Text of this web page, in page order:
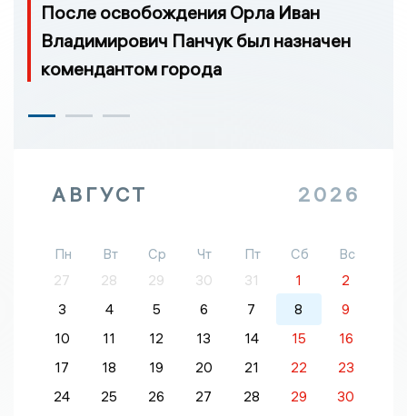
После освобождения Орла Иван
Владимирович Панчук был назначен
комендантом города
АВГУСТ 2026
Пн Вт Ср Чт Пт Сб
Вс
27
28 29 30 31 1
2
3
4 5 6 7 8
9
10
11 12 13 14 15
16
17
18 19 20 21 22
23
24
25 26 27 28 29
30